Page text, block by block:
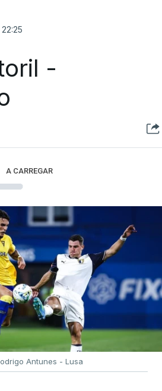
-
A CARREGAR
Antunes - Lusa